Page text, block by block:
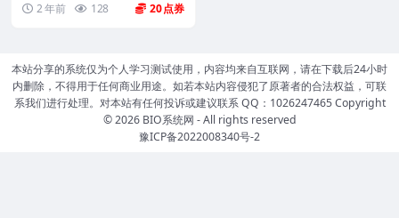
2 年前 128 20
本站分享的系统仅为个人学习测试使用，内容均来自互联网，请在下载后24小时
内删除，不得用于任何商业用途。如若本站内容侵犯了原著者的合法权益，可联
系我们进行处理。对本站有任何投诉或建议联系 QQ：1026247465 Copyright
© 2026 BIO系统网 - All rights reserved
豫ICP备2022008340号-2